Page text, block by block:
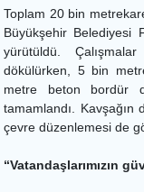
Toplam 20 bin
Büyükşehir Belediyesi
yürütüldü.
dökülürken, 5 bin
metre beton bordür
tamamlandı. Kavşağın
çevre düzenlemesi de
“Vatandaşlarımızın